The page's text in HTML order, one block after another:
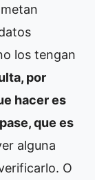
los tengan
por
hacer es
que es
alguna
O